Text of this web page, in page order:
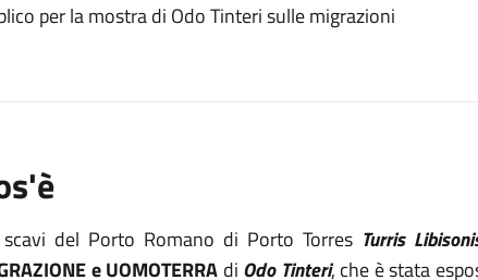
per la mostra di Odo Tinteri sulle migrazioni
del Porto Romano di Porto Torres Turris
e UOMOTERRA di Odo Tinteri, che è stata